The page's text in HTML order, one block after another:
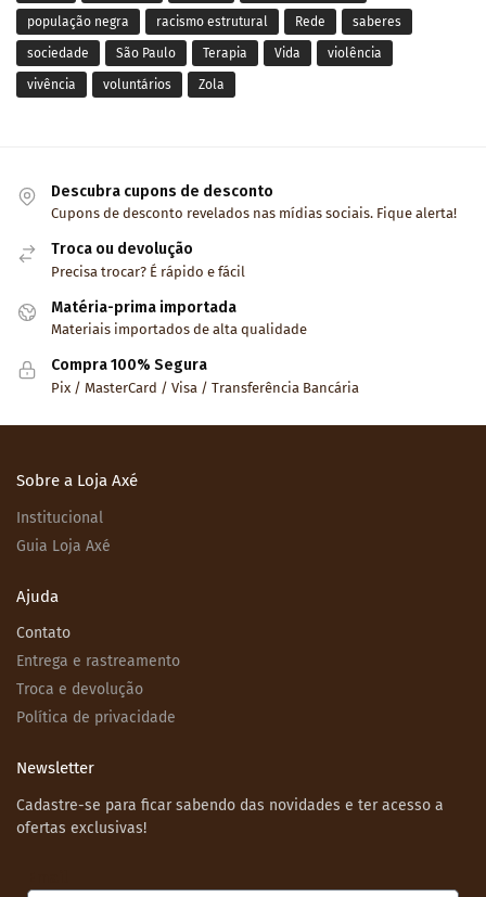
população negra racismo estrutural Rede saberes
sociedade São Paulo Terapia Vida violência
vivência voluntários Zola
Descubra cupons de desconto
Cupons de desconto revelados nas mídias sociais. Fique alerta!
Troca ou devolução
Precisa trocar? É rápido e fácil
Matéria-prima importada
Materiais importados de alta qualidade
Compra 100% Segura
Pix / MasterCard / Visa / Transferência Bancária
Sobre a Loja Axé
Institucional
Guia Loja Axé
Ajuda
Contato
Entrega e rastreamento
Troca e devolução
Política de privacidade
Newsletter
Cadastre-se para ficar sabendo das novidades e ter acesso a
ofertas exclusivas!